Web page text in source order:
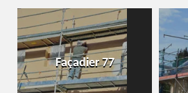
Façadier 77